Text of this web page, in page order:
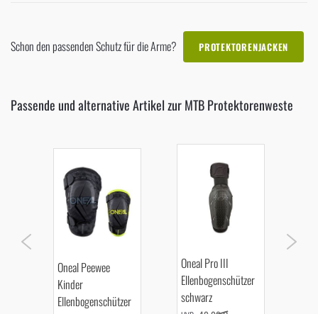
Schon den passenden Schutz für die Arme? PROTEKTORENJACKEN
Passende und alternative Artikel zur MTB Protektorenweste
Oneal Peewee
Kinder
Ellenbogenschützer
Oneal Pro III
Ellenbogenschützer
schwarz